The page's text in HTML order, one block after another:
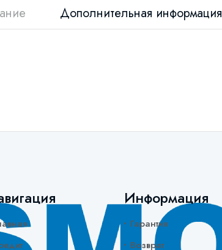
Дополнительная информация
Информация
Гарантия
Возврат